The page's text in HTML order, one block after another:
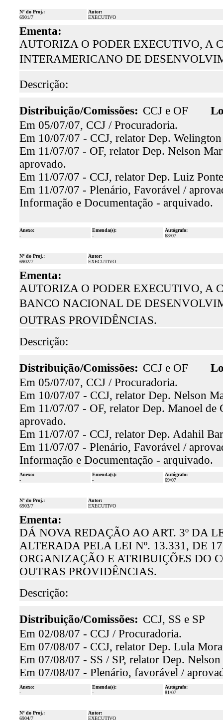
Nº do Proj.:
6901/7
Autor:
EXECUTIVO
Ementa:
AUTORIZA O PODER EXECUTIVO, A
INTERAMERICANO DE
Descrição:
Distribuição/Comissões: CCJ e OF
Em 05/07/07, CCJ / Procuradoria.
Em 10/07/07 - CCJ, relator Dep.
Em 11/07/07 - OF, relator Dep. Nelson
aprovado.
Em 11/07/07 - CCJ, relator Dep. Luiz
Em 11/07/07 - Plenário, Favorável /
Informação e Documentação - arquivado.
Anexo:
-
Emenda(s):
-
Autógrafo:
68/07
Nº do Proj.:
6902/7
Autor:
EXECUTIVO
Ementa:
AUTORIZA O PODER EXECUTIVO, A
BANCO NACIONAL DE
OUTRAS PROVIDÊNCIAS.
Descrição:
Distribuição/Comissões: CCJ e OF
Em 05/07/07, CCJ / Procuradoria.
Em 10/07/07 - CCJ, relator Dep. Nelson
Em 11/07/07 - OF, relator Dep. Manoel de
aprovado.
Em 11/07/07 - CCJ, relator Dep. Adahil
Em 11/07/07 - Plenário, Favorável /
Informação e Documentação - arquivado.
Anexo:
-
Emenda(s):
-
Autógrafo:
69/07
Nº do Proj.:
6903/7
Autor:
EXECUTIVO
Ementa:
DÁ NOVA REDAÇÃO AO ART. 3º DA
ALTERADA PELA LEI Nº. 13.331, DE
ORGANIZAÇÃO E ATRIBUIÇÕES DO
OUTRAS PROVIDÊNCIAS.
Descrição:
Distribuição/Comissões: CCJ, SS e SP
Em 02/08/07 - CCJ / Procuradoria.
Em 07/08/07 - CCJ, relator Dep. Lula
Em 07/08/07 - SS / SP, relator Dep.
Em 07/08/07 - Plenário, favorável /
Anexo:
-
Emenda(s):
-
Autógrafo:
81/07
Nº do Proj.:
6904/7
Autor:
EXECUTIVO